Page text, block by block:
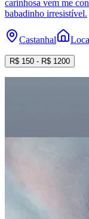
carinhosa vem me
babadinho irresistível.
Castanhal
R$ 150 - R$ 1200